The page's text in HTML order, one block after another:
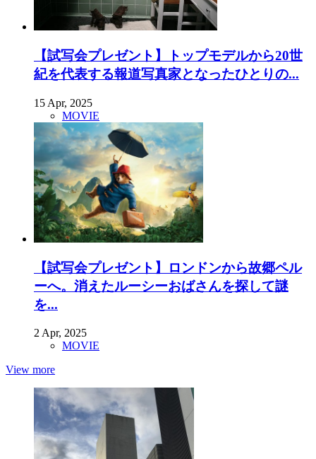
【試写会プレゼント】トップモデルから20世
紀を代表する報道写真家となったひとりの...
15 Apr, 2025
MOVIE
【試写会プレゼント】ロンドンから故郷ペル
ーへ。消えたルーシーおばさんを探して謎
を...
2 Apr, 2025
MOVIE
View more